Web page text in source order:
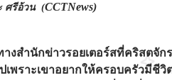
ศรีอ้วน (CCTNews)
ำนักข่าวรอยเตอร์สที่คริสตจัก
พราะเขาอยากให้ครอบครัวมีชี